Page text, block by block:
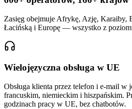
Zasięg obejmuje Afrykę, Azję, Karaiby,
Łacińską i Europę — wszystko z
Wielojęzyczna obsługa w UE
Obsługa klienta przez telefon i e-mail w
francuskim, niemieckim i hiszpańskim.
godzinach pracy w UE, bez chatbotów.